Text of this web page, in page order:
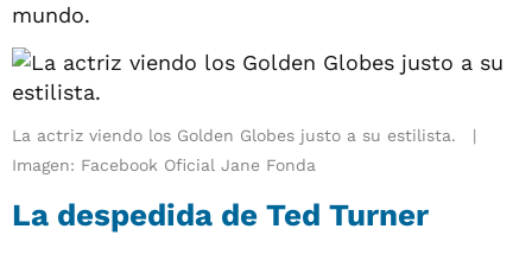
mundo.
La actriz viendo los Golden Globes justo a su estilista.
Imagen: Facebook Oficial Jane Fonda
La despedida de Ted Turner